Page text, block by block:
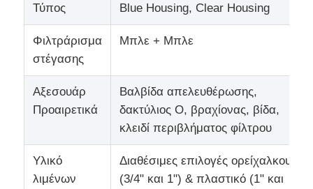
Μαλακτικό νερού
κατοικία φίλτρων νερού
κασέτα φίλτρων νερού
Μεμβράνη RO για κατοικίες
Τύπος Blue Housing, Clear Housing
Φιλτράρισμα
στέγασης
Μπλε + Μπλε
Αξεσουάρ
Προαιρετικά
Βαλβίδα απελευθέρωσης,
δακτύλιος O, βραχίονας, βίδα,
κλειδί περιβλήματος φίλτρου
Υλικό
λιμένων
Διαθέσιμες επιλογές ορείχαλκου
(3/4" και 1") & πλαστικό (1" και